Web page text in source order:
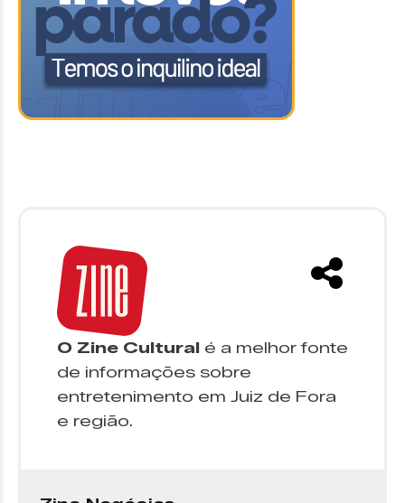
O Zine Cultural é a melhor fonte
de informações sobre
entretenimento em Juiz de Fora
e região.